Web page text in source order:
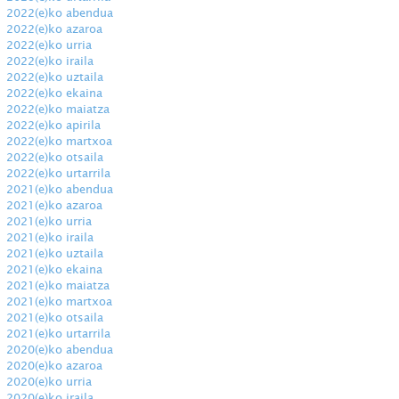
2022(e)ko abendua
2022(e)ko azaroa
2022(e)ko urria
2022(e)ko iraila
2022(e)ko uztaila
2022(e)ko ekaina
2022(e)ko maiatza
2022(e)ko apirila
2022(e)ko martxoa
2022(e)ko otsaila
2022(e)ko urtarrila
2021(e)ko abendua
2021(e)ko azaroa
2021(e)ko urria
2021(e)ko iraila
2021(e)ko uztaila
2021(e)ko ekaina
2021(e)ko maiatza
2021(e)ko martxoa
2021(e)ko otsaila
2021(e)ko urtarrila
2020(e)ko abendua
2020(e)ko azaroa
2020(e)ko urria